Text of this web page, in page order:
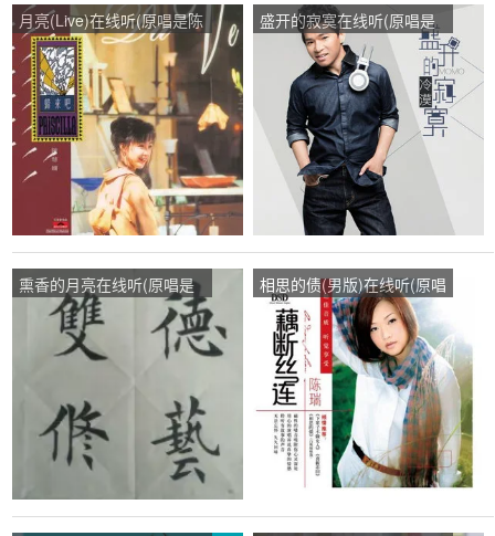
月亮(Live)在线听(原唱是陈
慧娴)，陈海华演唱点播:89
次
盛开的寂寞在线听(原唱是
冷漠)，青钱学士演唱点
播:93次
熏香的月亮在线听(原唱是
十纯文君)，宁静致远演唱
点播:210次
相思的债(男版)在线听(原唱
是陈瑞)， 勿忘我演唱点
播:90次